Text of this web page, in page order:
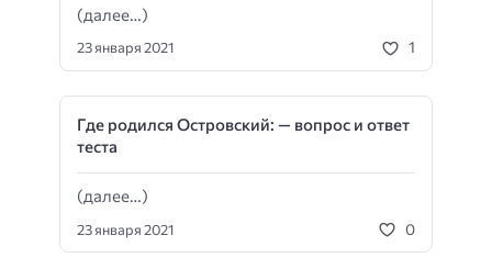
(далее…)
23 января 2021 1
Где родился Островский: — вопрос и ответ
теста
(далее…)
23 января 2021 0